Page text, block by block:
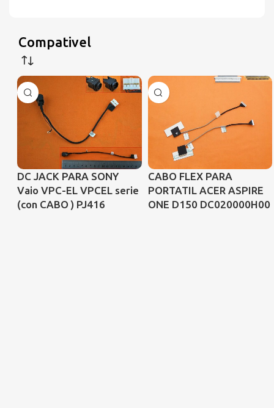
Compativel
DC JACK PARA SONY
Vaio VPC-EL VPCEL serie
(con CABO ) PJ416
CABO FLEX PARA
PORTATIL ACER ASPIRE
ONE D150 DC020000H00